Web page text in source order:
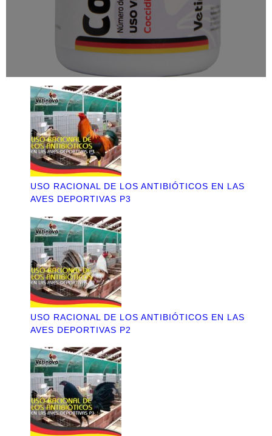
USO RACIONAL DE LOS ANTIBIÓTICOS EN LAS
AVES DEPORTIVAS P3
USO RACIONAL DE LOS ANTIBIÓTICOS EN LAS
AVES DEPORTIVAS P2